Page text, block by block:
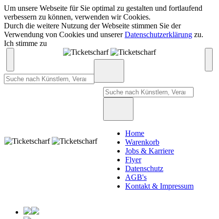
Um unsere Webseite für Sie optimal zu gestalten und fortlaufend
verbessern zu können, verwenden wir Cookies.
Durch die weitere Nutzung der Webseite stimmen Sie der
Verwendung von Cookies und unsererDatenschutzerklärung zu.
Ich stimme zu
Home
Warenkorb
Jobs & Karriere
Flyer
Datenschutz
AGB's
Kontakt & Impressum